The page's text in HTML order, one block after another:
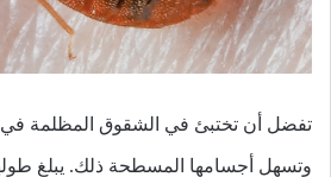
تفضل أن تختبئ في الشقوق المظلمة في